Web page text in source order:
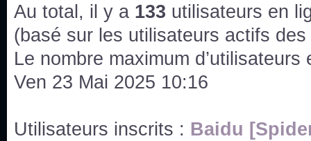
Bonne année 2020 !
Bonne année 2019 !
Joyeux Noël !
Bonne année tout le monde !
Au total, il y a 133 utilisateurs en
(basé sur les utilisateurs actifs
Le nombre maximum
Ven 23 Mai 2025 10:16
Utilisateurs inscrits : Baidu